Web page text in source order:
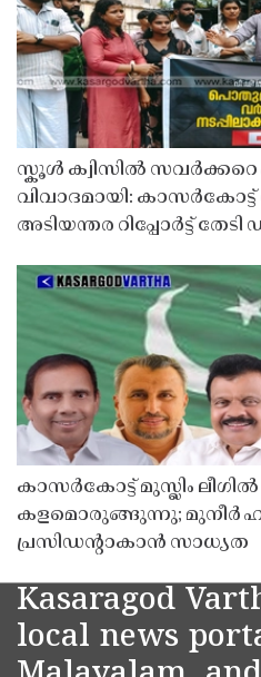
സ്കൂൾ ക്വിസിൽ
വിവാദമായി: കാസർകോട്ട്
അടിയന്തര റിപ്പോർട്ട് തേടി
കാസർകോട്ട് മുസ്ലിം
കളമൊരുങ്ങുന്നു; മുനീർ
പ്രസിഡൻ്റാകാൻ സാധ്യത
Kasaragod
local news